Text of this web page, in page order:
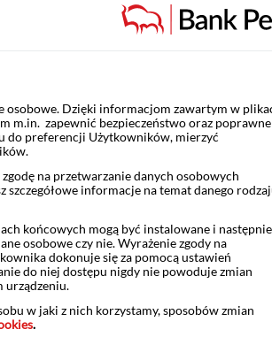
2024 r.
2024 r.
BDM S.A.
osobowe. Dzięki informacjom zawartym w
m.in. zapewnić bezpieczeństwo oraz poprawne
do preferencji Użytkowników, mierzyć
na przetwarzanie danych osobowych
szczegółowe informacje na temat danego
końcowych mogą być instalowane i następnie
osobowe czy nie. Wyrażenie zgody na
dokonuje się za pomocą ustawień
do niej dostępu nigdy nie powoduje zmian
urządzeniu.
w jaki z nich korzystamy, sposobów zmian
.